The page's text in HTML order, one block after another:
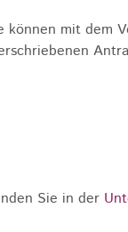
mit dem
Sie in der